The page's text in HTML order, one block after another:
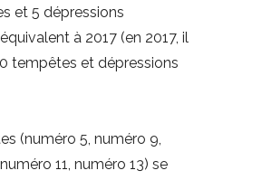
et 5 dépressions
à 2017 (en 2017, il
tempêtes et dépressions
(numéro 5, numéro 9,
11, numéro 13) se